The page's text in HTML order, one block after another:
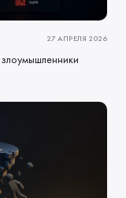
27 АПРЕЛЯ 2026